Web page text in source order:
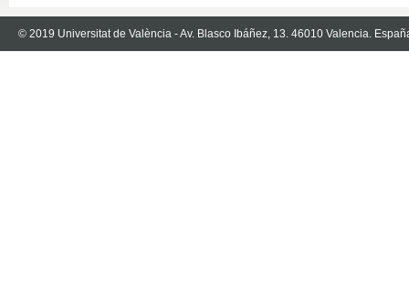
© 2019 Universitat de València - Av. Blasco Ibáñez, 13. 46010 Valencia.